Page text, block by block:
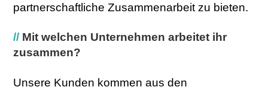
partnerschaftliche Zusammenarbeit zu bieten.
// Mit welchen Unternehmen arbeitet ihr
zusammen?
Unsere Kunden kommen aus den